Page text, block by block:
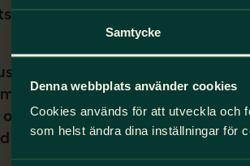
Samtycke
Denna webbplats använder cookies
Cookies används för att utveckla och
som helst ändra dina inställningar för
och smitta